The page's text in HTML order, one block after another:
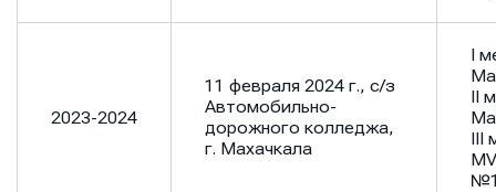
2023-2024
11 февраля 2024 г., с/з
Автомобильно-
дорожного колледжа,
г. Махачкала
I
II
III
Нажимая кнопку “Отправить”, вы соглашаетесь с
Нажимая кнопку “Отправить”, вы соглашаетесь с
Нажимая кнопку “Отправить”, вы соглашаетесь с